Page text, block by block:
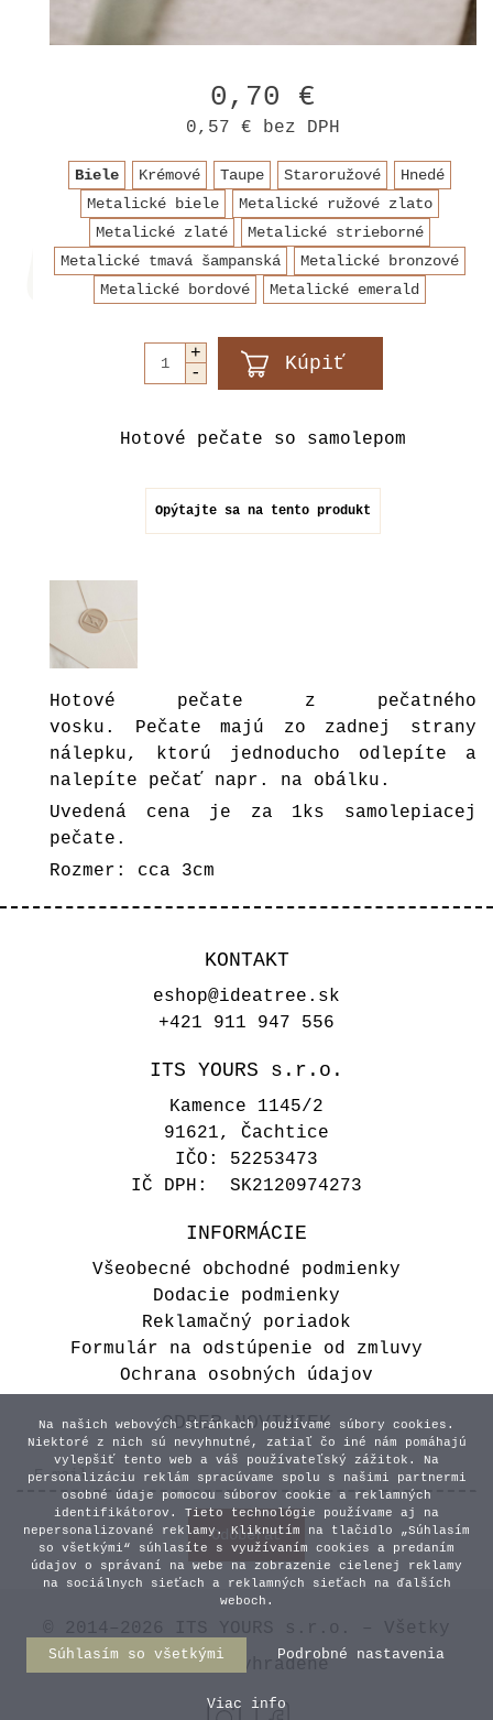
0,70 €
0,57 € bez DPH
Biele Krémové Taupe Staroružové
Hnedé
Metalické biele
Metalické ružové zlato
Metalické zlaté
Metalické strieborné
Metalické tmavá šampanská
Metalické bronzové
Metalické bordové
Metalické emerald
Hotové pečate so samolepom
Opýtajte sa na tento produkt
Hotové pečate z pečatného
vosku. Pečate majú zo zadnej strany
nálepku, ktorú jednoducho odlepíte a
nalepíte pečať napr. na obálku.
Uvedená cena je za 1ks samolepiacej
pečate.
Rozmer: cca 3cm
KONTAKT
eshop@ideatree.sk
+421 911 947 556
ITS YOURS s.r.o.
Kamence 1145/2
91621, Čachtice
IČO: 52253473
IČ DPH: SK2120974273
INFORMÁCIE
Všeobecné obchodné podmienky
Dodacie podmienky
Reklamačný poriadok
Formulár na odstúpenie od zmluvy
Ochrana osobných údajov
ODBER NOVINIEK
práva vyhradené
Na našich webových stránkach používame súbory cookies.
Niektoré z nich sú nevyhnutné, zatiaľ čo iné nám pomáhajú
vylepšiť tento web a váš používateľský zážitok. Na
personalizáciu reklám spracúvame spolu s našimi partnermi
osobné údaje pomocou súborov cookie a reklamných
identifikátorov. Tieto technológie používame aj na
nepersonalizované reklamy. Kliknutím na tlačidlo „Súhlasím
so všetkými“ súhlasíte s využívaním cookies a predaním
údajov o správaní na webe na zobrazenie cielenej reklamy
na sociálnych sieťach a reklamných sieťach na ďalších
weboch.
Súhlasím so všetkými Podrobné nastavenia
Viac info